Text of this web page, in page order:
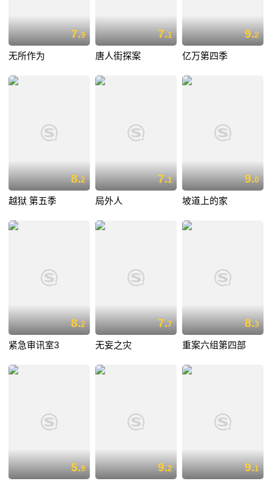
7.9
无所作为
7.1
唐人街探案
9.2
亿万第四季
8.2
越狱 第五季
7.1
局外人
9.0
坡道上的家
8.2
紧急审讯室3
7.7
无妄之灾
8.3
重案六组第四部
5.9 9.2 9.1